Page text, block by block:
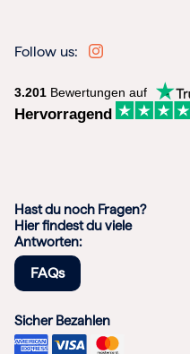
Follow us:
3.201 Bewertungen auf
Hervorragend
Hast du noch Fragen?
Hier findest du viele
Antworten:
FAQs
Sicher Bezahlen